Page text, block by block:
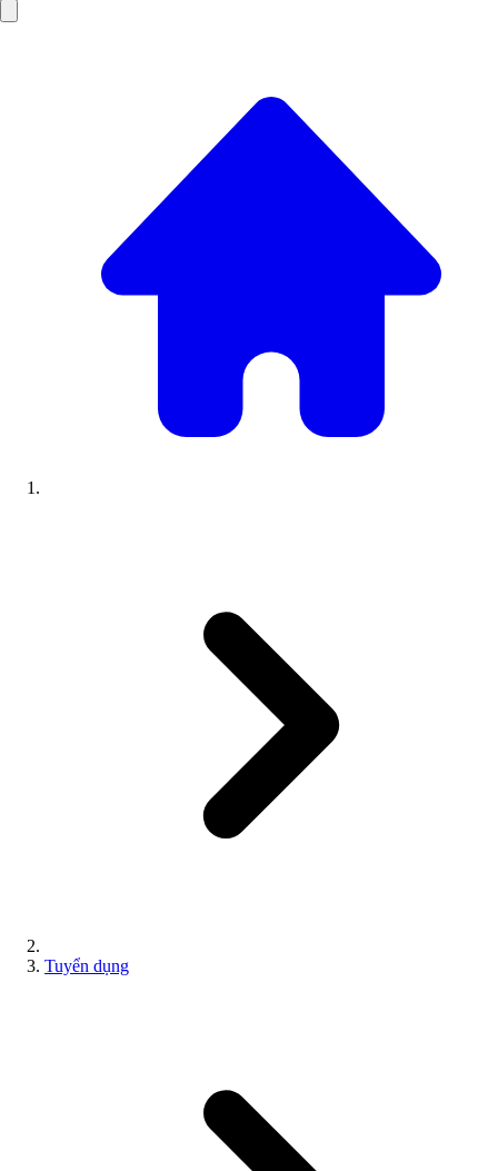
Tuyển dụng